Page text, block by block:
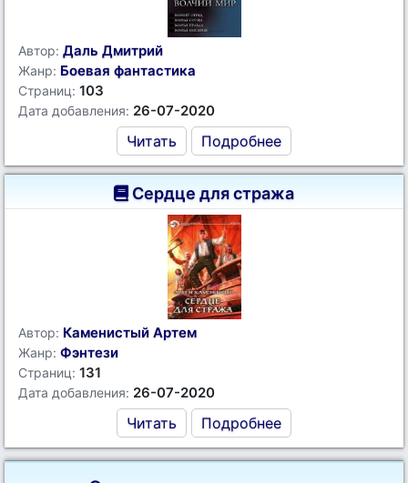
Автор: Даль Дмитрий
Жанр: Боевая фантастика
Страниц: 103
Дата добавления: 26-07-2020
Читать Подробнее
Сердце для стража
Автор: Каменистый Артем
Жанр: Фэнтези
Страниц: 131
Дата добавления: 26-07-2020
Читать Подробнее